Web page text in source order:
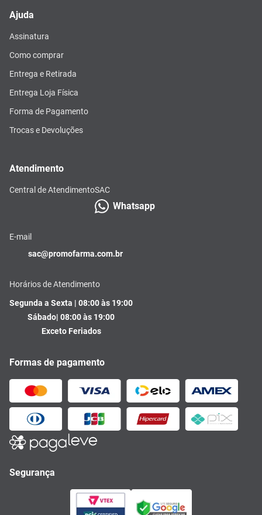
Ajuda
Assinatura
Como comprar
Entrega e Retirada
Entrega Loja Física
Forma de Pagamento
Trocas e Devoluções
Atendimento
Central de AtendimentoSAC
Whatsapp
E-mail
sac@promofarma.com.br
Horários de Atendimento
Segunda a Sexta | 08:00 às 19:00
Sábado| 08:00 às 19:00
Exceto Feriados
Formas de pagamento
Segurança